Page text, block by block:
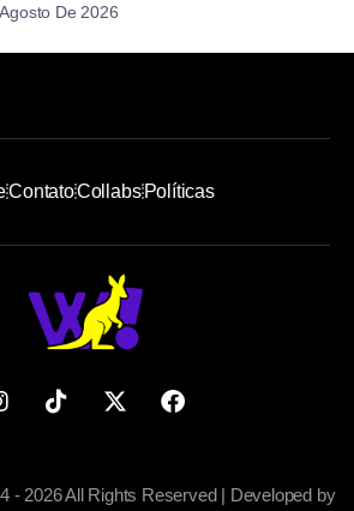
De 2026
ContatoCollabsPolíticas
- 2026 All Rights Reserved | Developed by